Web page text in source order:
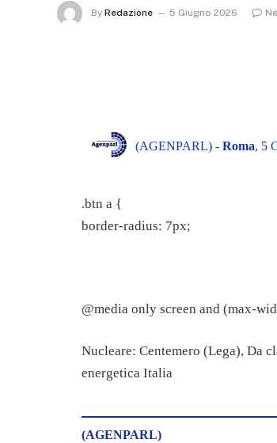
By Redazione 5 Giugno 2026
(AGENPARL) - Roma, 5
.btn a {
border-radius: 7px;
@media only screen and (max-
Nucleare: Centemero (Lega), Da
energetica Italia
(AGENPARL)